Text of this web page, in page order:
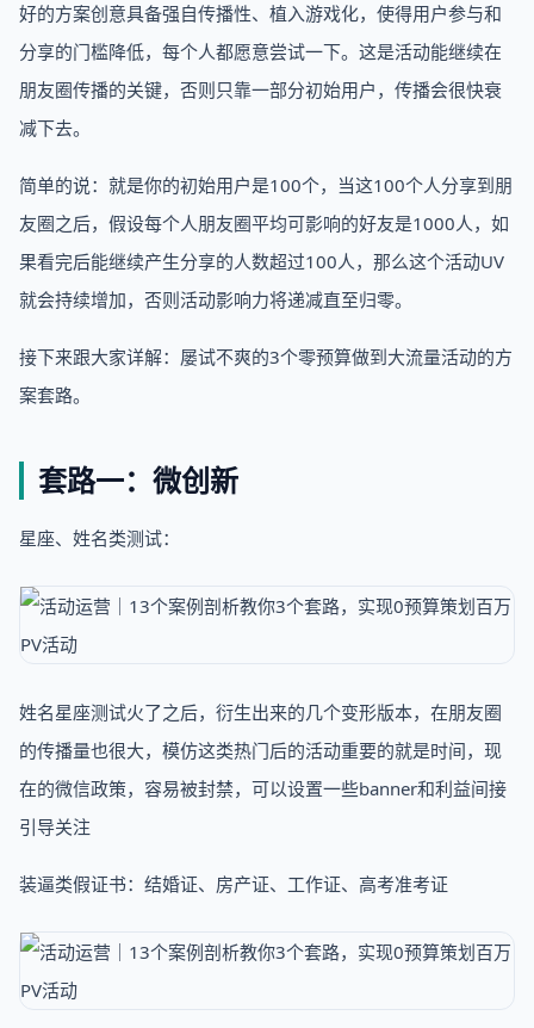
好的方案创意具备强自传播性、植入游戏化，使得用户参与和
分享的门槛降低，每个人都愿意尝试一下。这是活动能继续在
朋友圈传播的关键，否则只靠一部分初始用户，传播会很快衰
减下去。
简单的说：就是你的初始用户是100个，当这100个人分享到朋
友圈之后，假设每个人朋友圈平均可影响的好友是1000人，如
果看完后能继续产生分享的人数超过100人，那么这个活动UV
就会持续增加，否则活动影响力将递减直至归零。
接下来跟大家详解：屡试不爽的3个零预算做到大流量活动的方
案套路。
套路一：微创新
星座、姓名类测试：
姓名星座测试火了之后，衍生出来的几个变形版本，在朋友圈
的传播量也很大，模仿这类热门后的活动重要的就是时间，现
在的微信政策，容易被封禁，可以设置一些banner和利益间接
引导关注
装逼类假证书：结婚证、房产证、工作证、高考准考证